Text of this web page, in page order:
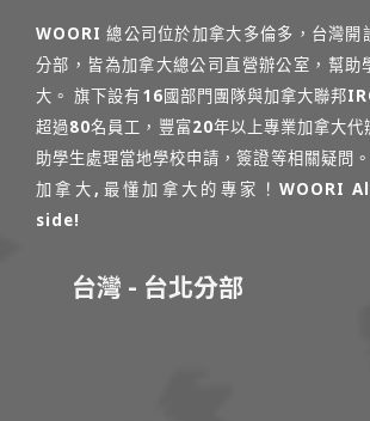
WOORI 總公司位於加拿大多倫多，台灣
分部，皆為加拿大總公司直營辦公室，幫助
大。 旗下設有16國部門團隊與加拿大聯邦
超過80名員工，豐富20年以上專業加拿大代
助學生處理當地學校申請，簽證等相關疑問
加拿大,最懂加拿大的專家！WOORI
side!
台灣 - 台北分部